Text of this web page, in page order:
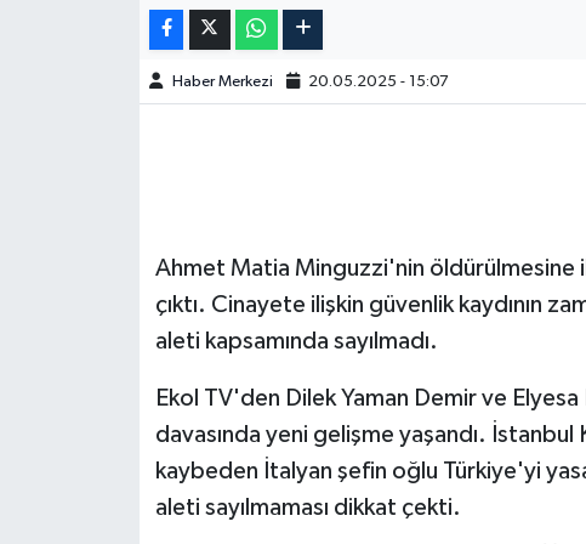
Haber Merkezi 20.05.2025 - 15:07
Ahmet Matia Minguzzi'nin öldürülmesine
çıktı. Cinayete ilişkin güvenlik kaydının
aleti kapsamında sayılmadı.
Ekol TV'den Dilek Yaman Demir ve
davasında yeni gelişme yaşandı. İstanbul
kaybeden İtalyan şefin oğlu Türkiye'yi
aleti sayılmaması dikkat çekti.